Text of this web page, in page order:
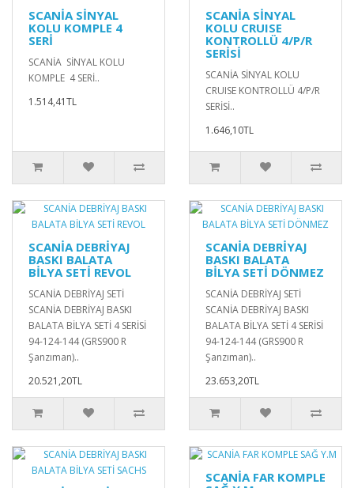
SCANİA SİNYAL
KOLU KOMPLE 4
SERİ
SCANİA SİNYAL KOLU
KOMPLE 4 SERİ..
1.514,41TL
SCANİA SİNYAL
KOLU CRUISE
KONTROLLÜ 4/P/R
SERİSİ
SCANİA SİNYAL KOLU
CRUISE KONTROLLÜ 4/P/R
SERİSİ..
1.646,10TL
SCANİA DEBRİYAJ
BASKI BALATA
BİLYA SETİ REVOL
SCANİA DEBRİYAJ SETİ
SCANİA DEBRİYAJ BASKI
BALATA BİLYA SETİ 4 SERİSİ
94-124-144 (GRS900 R
Şanzıman)..
20.521,20TL
SCANİA DEBRİYAJ
BASKI BALATA
BİLYA SETİ DÖNMEZ
SCANİA DEBRİYAJ SETİ
SCANİA DEBRİYAJ BASKI
BALATA BİLYA SETİ 4 SERİSİ
94-124-144 (GRS900 R
Şanzıman)..
23.653,20TL
SCANİA FAR KOMPLE